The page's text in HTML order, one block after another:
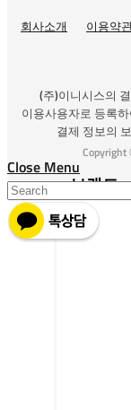
브랜드
회사소개 이용약
(주)이니시스의
이용사용자로 등록
결제 정보의
Close Menu